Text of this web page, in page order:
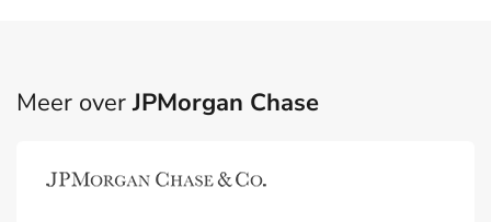
Meer overJPMorgan Chase